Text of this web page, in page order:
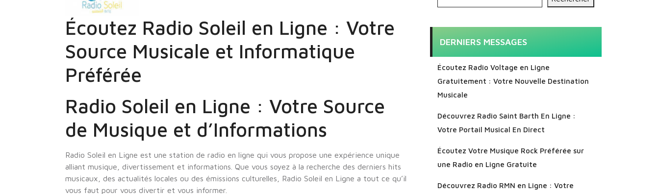
Écoutez Radio Soleil en Ligne : Votre
Source Musicale et Informatique
Préférée
Radio Soleil en Ligne : Votre Source
de Musique et d’Informations
Radio Soleil en Ligne est une station de radio en ligne qui vous propose une expérience unique
alliant musique, divertissement et informations. Que vous soyez à la recherche des derniers hits
musicaux, des actualités locales ou des émissions culturelles, Radio Soleil en Ligne a tout ce qu’il
vous faut pour vous divertir et vous informer.
DERNIERS MESSAGES
Écoutez Radio Voltage en Ligne
Gratuitement : Votre Nouvelle Destination
Musicale
Découvrez Radio Saint Barth En Ligne :
Votre Portail Musical En Direct
Écoutez Votre Musique Rock Préférée sur
une Radio en Ligne Gratuite
Découvrez Radio RMN en Ligne : Votre